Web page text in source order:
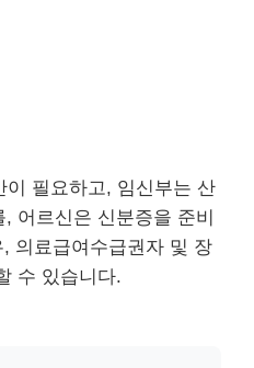
필요하고, 임신부는 산
어르신은 신분증을 준비
의료급여수급권자 및 장
수 있습니다.